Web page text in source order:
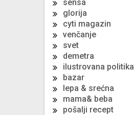
sensa
glorija
cyti magazin
venčanje
svet
demetra
ilustrovana politika
bazar
lepa & srećna
mama& beba
pošalji recept